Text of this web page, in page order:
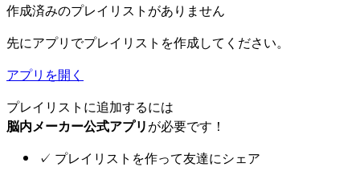
作成済みのプレイリストがありません
先にアプリでプレイリストを作成してください。
アプリを開く
プレイリストに追加するには
脳内メーカー公式アプリが必要です！
✓ プレイリストを作って友達にシェア